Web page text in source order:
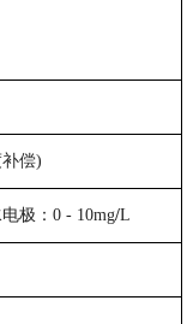
偿)
极： 0- 10mg/L